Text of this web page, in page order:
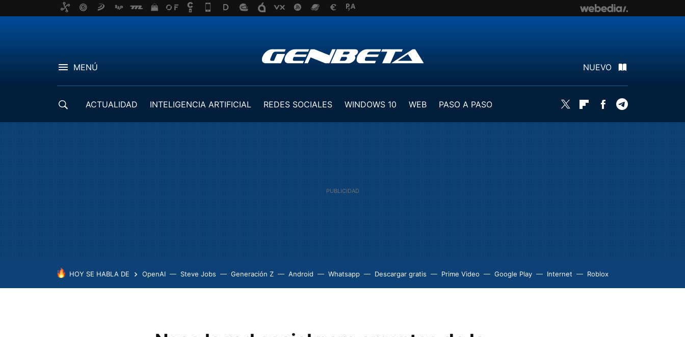
MENÚ NUEVO
ACTUALIDAD INTELIGENCIA ARTIFICIAL REDES SOCIALES WINDOWS 10 WEB
PASO A PASO
Twitter FlipboardFacebook
HOY SE HABLA DE OpenAI Steve Jobs Generación Z Android Whatsapp Descargar gratis Prime Video Google Play Internet Roblox